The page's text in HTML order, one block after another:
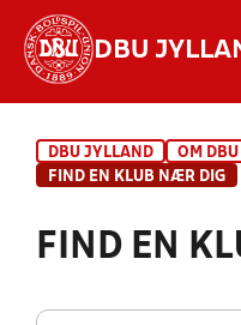
DBU
DBU JYLLAND
OM
FIND EN KLUB NÆR DIG
FIND EN